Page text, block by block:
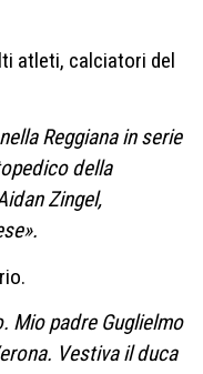
atleti, calciatori del
Reggiana in serie
della
Zingel,
Mio padre Guglielmo
Vestiva il duca